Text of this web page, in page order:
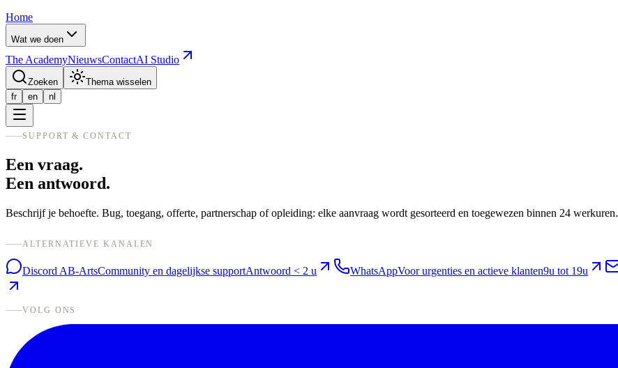
Home
Wat we doen
The AcademyNieuwsContactAI Studio
Zoeken
Thema wisselen
fr
en nl
SUPPORT & CONTACT
Een vraag.
Een antwoord.
Beschrijf je behoefte. Bug, toegang, offerte, partnerschap of opleiding: elke aanvraag wordt gesorteerd en toegewezen binnen 24 werkuren.
ALTERNATIEVE KANALEN
Discord AB-ArtsCommunity en dagelijkse supportAntwoord < 2 u WhatsAppVoor urgenties en actieve klanten9u tot 19u
VOLG ONS